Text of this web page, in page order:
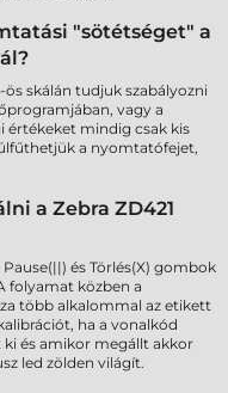
"sötétséget" a
skálán tudjuk szabályozni
vagy a
értékeket mindig csak kis
a nyomtatófejet,
a Zebra ZD421
és Törlés(X) gombok
folyamat közben a
több alkalommal az etikett
ha a vonalkód
és amikor megállt akkor
led zölden világít.